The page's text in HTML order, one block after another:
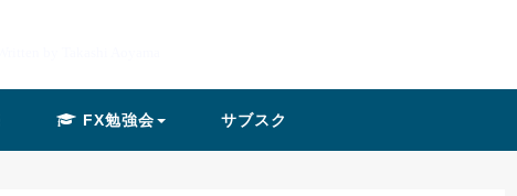
FX勉強会 サブスク